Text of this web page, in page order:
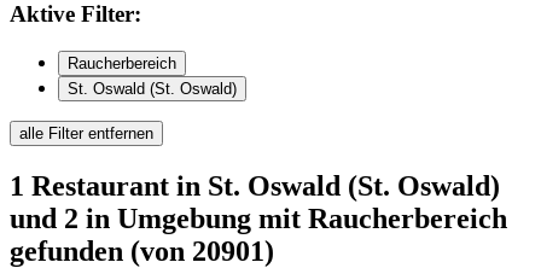
Aktive Filter:
Raucherbereich
St. Oswald (St. Oswald)
alle Filter entfernen
1 Restaurant in St. Oswald (St. Oswald)
und 2 in Umgebung mit Raucherbereich
gefunden (von 20901)